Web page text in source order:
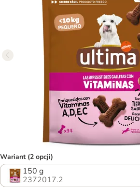
Wariant (2 opcji)
150 g
2372017.2